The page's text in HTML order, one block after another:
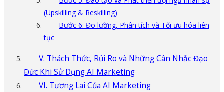
(Upskilling & Reskilling)
Bước 6: Đo lường, Phân tích và Tối ưu hóa liên
tục
V. Thách Thức, Rủi Ro và Những Cân Nhắc Đạo
Đức Khi Sử Dụng AI Marketing
VI. Tương Lai Của AI Marketing